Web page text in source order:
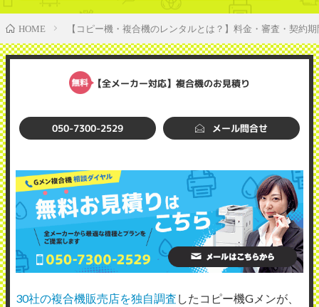
HOME 【コピー機・複合機のレンタルとは？】料金・審査・契約
【全メーカー対応】複合機のお見積り
050-7300-2529 メール問合せ
30社の複合機販売店を独自調査 したコピー機Gメンが、